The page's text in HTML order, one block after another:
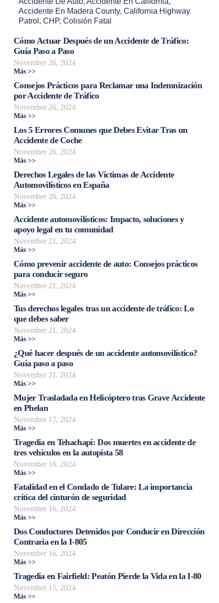
Accidente En Madera County, California Highway
Patrol , CHP, Colisión Fatal
Cómo Actuar Después de un Accidente de Tráfico:
Guía Paso a Paso
November 26, 2024
Más >>
Consejos Prácticos para Reclamar una Indemnización
por Accidente de Tráfico
November 26, 2024
Más >>
Los 5 Errores Comunes que Debes Evitar Tras un
Accidente de Coche
November 26, 2024
Más >>
Derechos Legales de las Víctimas de Accidente
Automovilísticos en España
November 26, 2024
Más >>
Accidente automovilísticos: Impacto, soluciones y
apoyo legal en tu comunidad
November 21, 2024
Más >>
Cómo prevenir accidente de auto: Consejos prácticos
para conducir seguro
November 21, 2024
Más >>
Tus derechos legales tras un accidente de tráfico: Lo
que debes saber
November 21, 2024
Más >>
¿Qué hacer después de un accidente automovilístico?
Guía paso a paso
November 21, 2024
Más >>
Mujer Trasladada en Helicóptero tras Grave Accidente
en Phelan
November 17, 2024
Más >>
Tragedia en Tehachapi: Dos muertes en accidente de
tres vehículos en la autopista 58
November 16, 2024
Más >>
Fatalidad en el Condado de Tulare: La importancia
crítica del cinturón de seguridad
November 16, 2024
Más >>
Dos Conductores Detenidos por Conducir en Dirección
Contraria en la I-805
November 16, 2024
Más >>
Tragedia en Fairfield: Peatón Pierde la Vida en la I-80
November 15, 2024
Más >>